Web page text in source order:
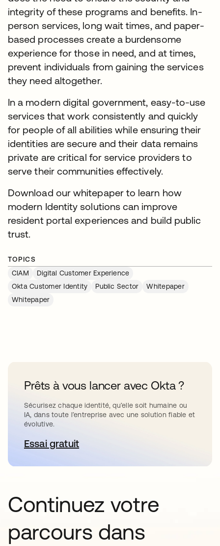
integrity of these programs and benefits. In-
person services, long wait times, and paper-
based processes create a burdensome
experience for those in need, and at times,
prevent individuals from gaining the services
they need altogether.
In a modern digital government, easy-to-use
services that work consistently and quickly
for people of all abilities while ensuring their
identities are secure and their data remains
private are critical for service providers to
serve their communities effectively.
Download our whitepaper to learn how
modern Identity solutions can improve
resident portal experiences and build public
trust.
TOPICS
CIAM
Digital Customer Experience
Okta Customer Identity
Public Sector
Whitepaper
Whitepaper
Prêts à vous lancer avec Okta ?
Sécurisez chaque identité, qu’elle soit humaine ou
IA, dans toute l’entreprise avec une solution fiable et
évolutive.
Essai gratuits’ouvre dans un nouvel onglet
Continuez votre
parcours dans